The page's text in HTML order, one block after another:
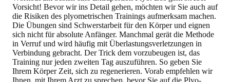
Vorsicht! Bevor wir ins Detail gehen, möchten wir Sie auch auf
die Risiken des plyometrischen Trainings aufmerksam machen.
Die Übungen sind Schwerstarbeit für den Körper und eignen
sich nicht für absolute Anfänger. Manchmal gerät die Methode
in Verruf und wird häufig mit Überlastungsverletzungen in
Verbindung gebracht. Der Trick dem vorzubeugen ist, das
Training nur jeden zweiten Tag auszuführen. So geben Sie
Ihrem Körper Zeit, sich zu regenerieren. Vorab empfehlen wir